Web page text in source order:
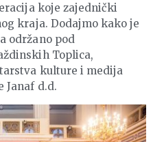
koje zajednički
kraja. Dodajmo kako je
održano pod
Toplica,
kulture i medija
Janaf d.d.